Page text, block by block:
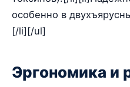
особенно в
[/li][/ul]
Эргономика и